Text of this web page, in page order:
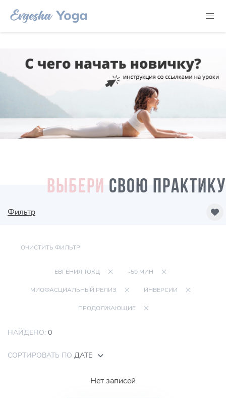
ВЫБЕРИ СВОЮ ПРАКТИКУ
Фильтр
ОЧИСТИТЬ ФИЛЬТР
ЕВГЕНИЯ ТОКЦ ~50 МИН
МИОФАСЦИАЛЬНЫЙ РЕЛИЗ ИНВЕРСИИ
ПРОДОЛЖАЮЩИЕ
НАЙДЕНО: 0
СОРТИРОВАТЬ ПО ДАТЕ
Нет записей